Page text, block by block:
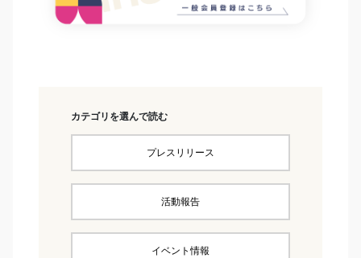
カテゴリを選んで読む
プレスリリース
活動報告
イベント情報